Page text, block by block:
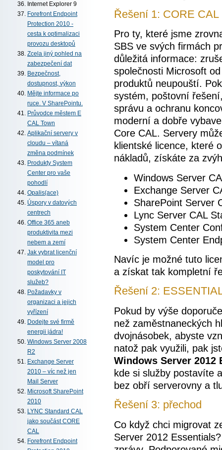
Internet Explorer 9
Forefront Endpoint
Protection 2010 -
cesta k optimalizaci
provozu desktopů
Zcela jiný pohled na
zabezpečení dat
Bezpečnost,
dostupnost, výkon
Mějte informace po
ruce. V SharePointu.
Průvodce městem E
CAL Town
Aplikační servery v
cloudu – vítaná
změna podmínek
Produkty System
Center pro vaše
pohodlí
Opalis(ace)
Úspory v datových
centrech
Office 365 aneb
produktivita mezi
nebem a zemí
Jak vybrat licenční
model pro
poskytování IT
služeb?
Požadavky v
organizaci a jejich
vyřízení
Dodejte své firmě
energii jádra!
Windows Server 2008
R2
Exchange Server
2010 – víc než jen
Mail Server
Microsoft SharePoint
2010
LYNC Standard CAL
jako součást CORE
CAL
Forefront Endpoint
Řešení 1: CORE CAL
Pro ty, které jsme
SBS ve svých firmách
důležitá informace:
společnosti Microsoft
produktů neupouští.
systém, poštovní
správu a ochranu
moderní a dobře
Core CAL. Servery
klientské licence, které
nákladů, získáte za
Windows Server
Exchange Server
SharePoint Server
Lync Server CAL
System Center
System Center
Navíc je možné tuto
a získat tak kompletní
Řešení 2:
Pokud by výše
než zaměstnaneckých
dvojnásobek, abyste
natož pak využili, pak
Windows Server 2012
kde si služby postavíte
bez obří serverovny a
Řešení 3: přechod
Co když chci migrovat
Server 2012